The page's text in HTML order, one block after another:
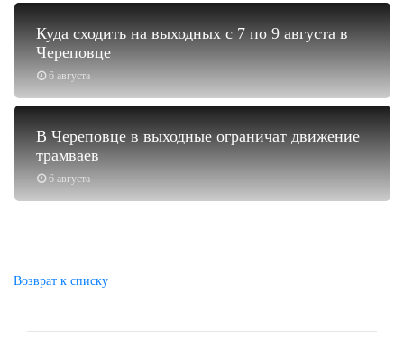
6 августа
Куда сходить на выходных с 7 по 9 августа в
Череповце
6 августа
В Череповце в выходные ограничат движение
трамваев
Возврат к списку